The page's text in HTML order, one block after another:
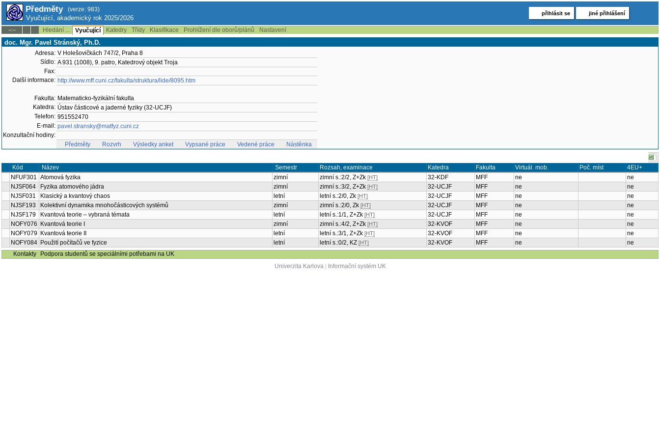
Předměty (verze: 983)
Vyučující, akademický rok 2025/2026
přihlásit se jiné přihlášení
--:-- Hledání ... Vyučující Katedry Třídy Klasifikace Prohlížení dle oborů/plánů Nastavení
doc. Mgr. Pavel Stránský, Ph.D.
Adresa: V Holešovičkách 747/2, Praha 8
Sídlo: A 931 (1008), 9. patro, Katedrový objekt Troja
Fax:
Další informace: http://www.mff.cuni.cz/fakulta/struktura/lide/8095.htm
Fakulta: Matematicko-fyzikální fakulta
Katedra: Ústav částicové a jaderné fyziky (32-UCJF)
Telefon: 951552470
E-mail: pavel.stransky@matfyz.cuni.cz
Konzultační hodiny:
Předměty
Rozvrh Výsledky anket Vypsané práce Vedené práce Nástěnka
Kód Název Semestr Rozsah, examinace Katedra Fakulta Virtuál. mob. Poč. míst
4EU+
NFUF301 Atomová fyzika zimní zimní s.:2/2, Z+Zk [HT] 32-KDF MFF ne
ne
NJSF064
Fyzika atomového jádra zimní zimní s.:3/2, Z+Zk [HT] 32-UCJF MFF ne
ne
NJSF031
Klasický a kvantový chaos letní letní s.:2/0, Zk [HT] 32-UCJF MFF ne
ne
NJSF193
Kolektivní dynamika mnohočásticových systémů zimní zimní s.:2/0, Zk [HT] 32-UCJF MFF ne
ne
NJSF179
Kvantová teorie – vybraná témata letní letní s.:1/1, Z+Zk [HT] 32-UCJF MFF ne
ne
NOFY076
Kvantová teorie I zimní zimní s.:4/2, Z+Zk [HT] 32-KVOF MFF ne
ne
NOFY079 Kvantová teorie II letní letní s.:3/1, Z+Zk [HT] 32-KVOF MFF ne
ne
NOFY084 Použití počítačů ve fyzice letní letní s.:0/2, KZ [HT] 32-KVOF MFF ne
ne
Kontakty
Podpora studentů se speciálními potřebami na UK
Univerzita Karlova| Informační systém UK